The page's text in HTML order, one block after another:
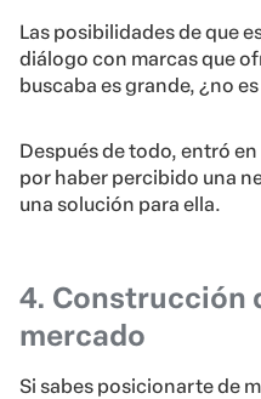
Las posibilidades de que
diálogo con marcas que
buscaba es grande, ¿no
Después de todo, entró
por haber percibido una
una solución para ella.
4. Construcción
mercado
Si sabes posicionarte de